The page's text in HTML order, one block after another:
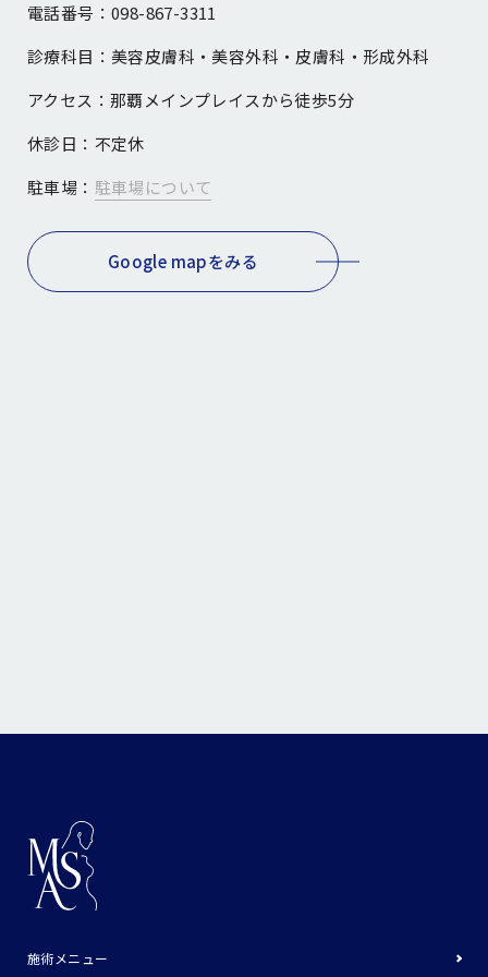
電話番号： 098-867-3311
診療科目： 美容皮膚科・美容外科・皮膚科・形成外科
アクセス： 那覇メインプレイスから徒歩5分
休診日： 不定休
駐車場： 駐車場について
Google mapをみる
施術メニュー